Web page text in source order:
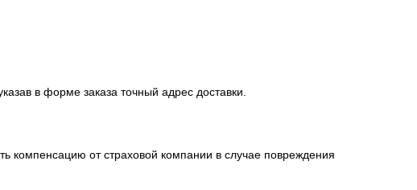
в форме заказа точный адрес доставки.
компенсацию от страховой компании в случае повреждения